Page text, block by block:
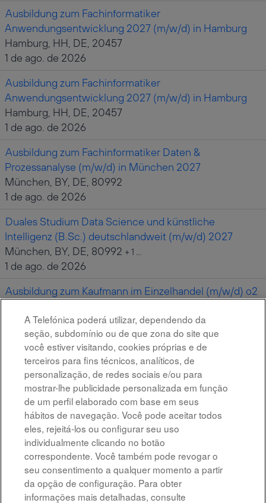
Ausbildung zum Fachinformatiker
Anwendungsentwicklung 2027 (m/w/d) in Hamburg
Hamburg, HH, DE, 20457
1 de ago. de 2026
Ausbildung zum Fachinformatiker
Anwendungsentwicklung 2027 (m/w/d) in Hamburg
Hamburg, HH, DE, 20457
1 de ago. de 2026
Ausbildung zum Fachinformatiker Daten &
Prozessanalyse (m/w/d) in München 2027
München, BY, DE, 80992
1 de ago. de 2026
Duales Studium Data Science und künstliche
Intelligenz (B.Sc.) deutschlandweit (m/w/d) 2027
München, BY, DE, 80992 + 1 …
1 de ago. de 2026
Ausbildung zum Kaufmann im Einzelhandel (m/w/d) o2
Lübeck, SH, DE, 23552
30 de jul. de 2026
Resultados1 – 10
All rights reserved
Accessibility
A Telefónica poderá utilizar, dependendo da
seção, subdomínio ou de que zona do site que
você estiver visitando, cookies próprias e de
terceiros para fins técnicos, analíticos, de
personalização, de redes sociais e/ou para
mostrar-lhe publicidade personalizada em função
de um perfil elaborado com base em seus
hábitos de navegação. Você pode aceitar todos
eles, rejeitá-los ou configurar seu uso
individualmente clicando no botão
correspondente. Você também pode revogar o
seu consentimento a qualquer momento a partir
da opção de configuração. Para obter
informações mais detalhadas, consulte